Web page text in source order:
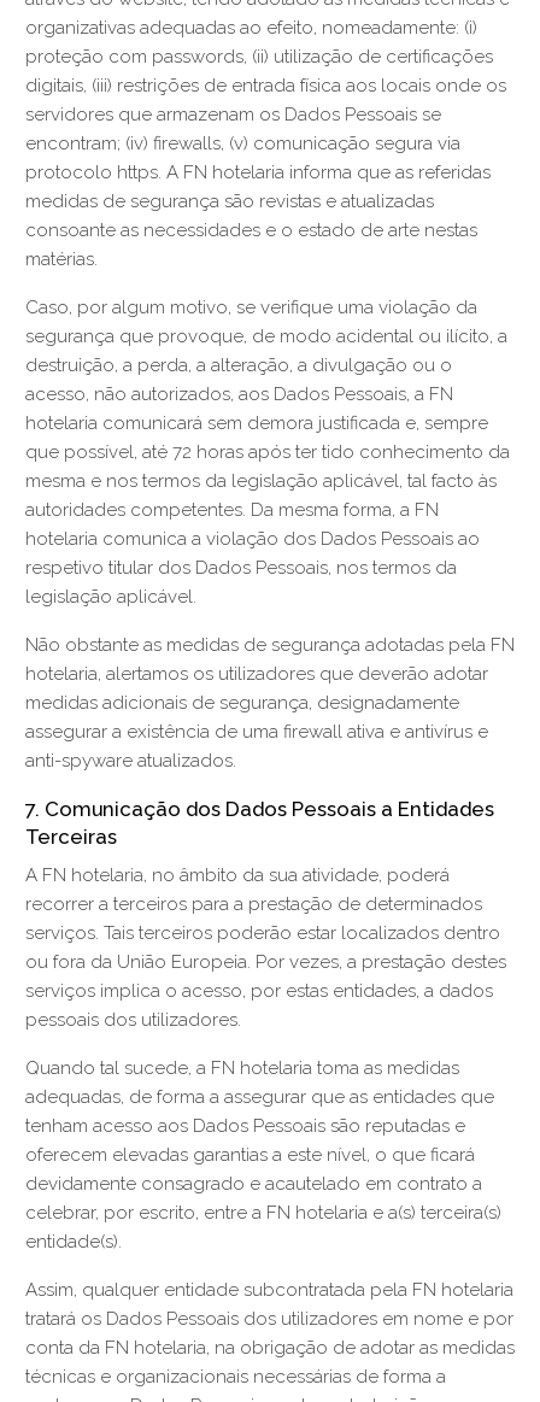
organizativas adequadas ao efeito, nomeadamente: (i)
proteção com passwords, (ii) utilização de certificações
digitais, (iii) restrições de entrada física aos locais onde os
servidores que armazenam os Dados Pessoais se
encontram; (iv) firewalls, (v) comunicação segura via
protocolo https. A FN hotelaria informa que as referidas
medidas de segurança são revistas e atualizadas
consoante as necessidades e o estado de arte nestas
matérias.
Caso, por algum motivo, se verifique uma violação da
segurança que provoque, de modo acidental ou ilícito, a
destruição, a perda, a alteração, a divulgação ou o
acesso, não autorizados, aos Dados Pessoais, a FN
hotelaria comunicará sem demora justificada e, sempre
que possível, até 72 horas após ter tido conhecimento da
mesma e nos termos da legislação aplicável, tal facto às
autoridades competentes. Da mesma forma, a FN
hotelaria comunica a violação dos Dados Pessoais ao
respetivo titular dos Dados Pessoais, nos termos da
legislação aplicável.
Não obstante as medidas de segurança adotadas pela FN
hotelaria, alertamos os utilizadores que deverão adotar
medidas adicionais de segurança, designadamente
assegurar a existência de uma firewall ativa e antivírus e
anti-spyware atualizados.
7. Comunicação dos Dados Pessoais a Entidades
Terceiras
A FN hotelaria, no âmbito da sua atividade, poderá
recorrer a terceiros para a prestação de determinados
serviços. Tais terceiros poderão estar localizados dentro
ou fora da União Europeia. Por vezes, a prestação destes
serviços implica o acesso, por estas entidades, a dados
pessoais dos utilizadores.
Quando tal sucede, a FN hotelaria toma as medidas
adequadas, de forma a assegurar que as entidades que
tenham acesso aos Dados Pessoais são reputadas e
oferecem elevadas garantias a este nível, o que ficará
devidamente consagrado e acautelado em contrato a
celebrar, por escrito, entre a FN hotelaria e a(s) terceira(s)
entidade(s).
Assim, qualquer entidade subcontratada pela FN hotelaria
tratará os Dados Pessoais dos utilizadores em nome e por
conta da FN hotelaria, na obrigação de adotar as medidas
técnicas e organizacionais necessárias de forma a